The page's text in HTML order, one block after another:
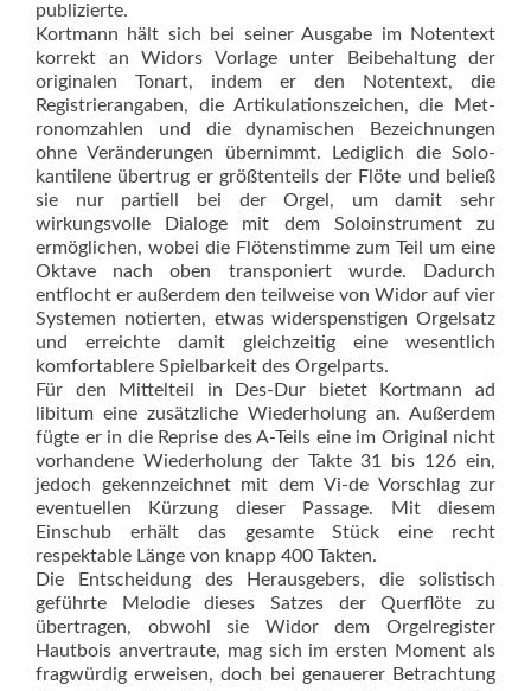
publizierte.
Kortmann hält sich bei seiner Ausgabe im Notentext
korrekt an Widors Vorlage unter Beibehaltung der
originalen Tonart, indem er den Notentext, die
Registrierangaben, die Artikulationszeichen, die Met­
ronomzahlen und die dynamischen Bezeichnungen
ohne Veränderungen übernimmt. Lediglich die Solo­
kantilene übertrug er größtenteils der Flöte und beließ
sie nur partiell bei der Orgel, um damit sehr
wirkungsvolle Dialoge mit dem Soloinstrument zu
ermöglichen, wobei die Flötenstimme zum Teil um eine
Oktave nach oben transponiert wurde. Dadurch
entflocht er außerdem den teilweise von Widor auf vier
Systemen notierten, etwas widerspenstigen Orgelsatz
und erreichte damit gleichzeitig eine wesentlich
komfortablere Spielbarkeit des Orgelparts.
Für den Mittelteil in Des-Dur bietet Kortmann ad
libitum eine zusätzliche Wiederholung an. Außerdem
fügte er in die Reprise des A-Teils eine im Original nicht
vorhandene Wiederholung der Takte 31 bis 126 ein,
jedoch gekennzeichnet mit dem Vi-de Vorschlag zur
eventuellen Kürzung dieser Passage. Mit diesem
Einschub erhält das gesamte Stück eine recht
respektable Länge von knapp 400 Takten.
Die Entscheidung des Herausgebers, die solistisch
geführte Melodie dieses Satzes der Querflöte zu
übertragen, obwohl sie Widor dem Orgelregister
Hautbois anvertraute, mag sich im ersten Moment als
fragwürdig erweisen, doch bei genauerer Betrachtung